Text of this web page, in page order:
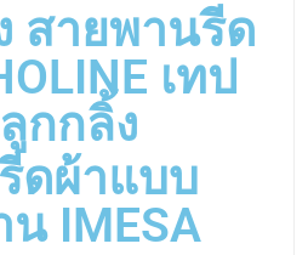
สายพานรีด
เทป
กกลิ้ง
ดผ้าแบบ
IMESA